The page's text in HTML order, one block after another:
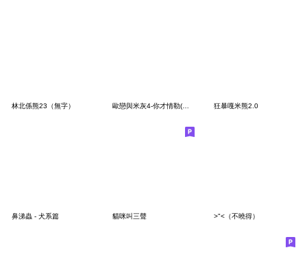
林北係熊23（無字） 狂暴嘎米熊2.0
鼻涕蟲 - 犬系篇 貓咪叫三聲 >"<（不曉得）